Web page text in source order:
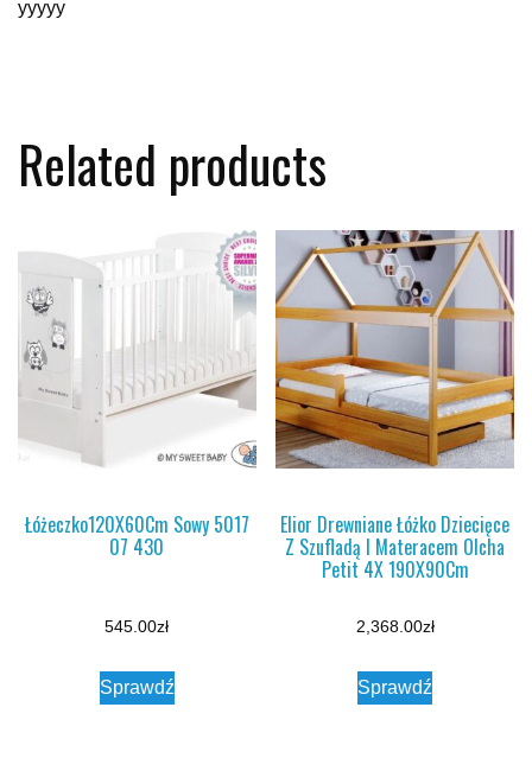
yyyyy
Related products
Łóżeczko120X60Cm Sowy 5017
07 430
545.00zł
Sprawdź
Elior Drewniane Łóżko Dziecięce
Z Szufladą I Materacem Olcha
Petit 4X 190X90Cm
2,368.00zł
Sprawdź